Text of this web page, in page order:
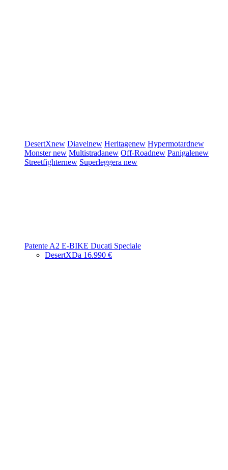
DesertXnew Diavelnew Heritagenew Hypermotardnew
Monsternew Multistradanew Off-Roadnew Panigalenew
Streetfighternew Superleggera new
Patente A2 E-BIKE Ducati Speciale
DesertXDa 16.990 €